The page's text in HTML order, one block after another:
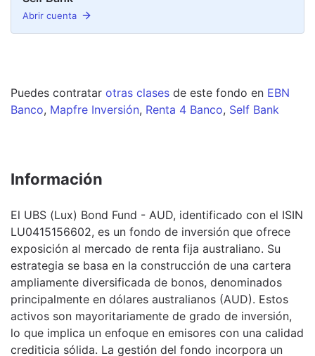
Abrir cuenta
Puedes contratar otras clases de este fondo en EBN
Banco, Mapfre Inversión, Renta 4 Banco, Self Bank
Información
El UBS (Lux) Bond Fund - AUD, identificado con el ISIN
LU0415156602, es un fondo de inversión que ofrece
exposición al mercado de renta fija australiano. Su
estrategia se basa en la construcción de una cartera
ampliamente diversificada de bonos, denominados
principalmente en dólares australianos (AUD). Estos
activos son mayoritariamente de grado de inversión,
lo que implica un enfoque en emisores con una calidad
crediticia sólida. La gestión del fondo incorpora un